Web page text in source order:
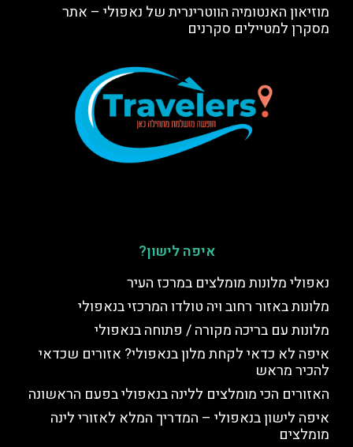
מוזיאון האנטומיה הווטרינרית של נאפולי – אתר
מסקרן למטיילים סקרנים
איפה לישון?
נאפולי מלונות מומלצים במרכז העיר
מלונות באזור רחוב ויה טולדו המרכזי בנאפולי
מלונות עם בריכה מקורה / פתוחה בנאפולי
איפה לא כדאי לקחת מלון בנאפולי? אזורים שכדאי
להכיר מראש
האזורים הכי מומלצים ללינה בנאפולי בפעם הראשונה
איפה לישון בנאפולי – המדריך המלא לאזורי לינה
מומלצים